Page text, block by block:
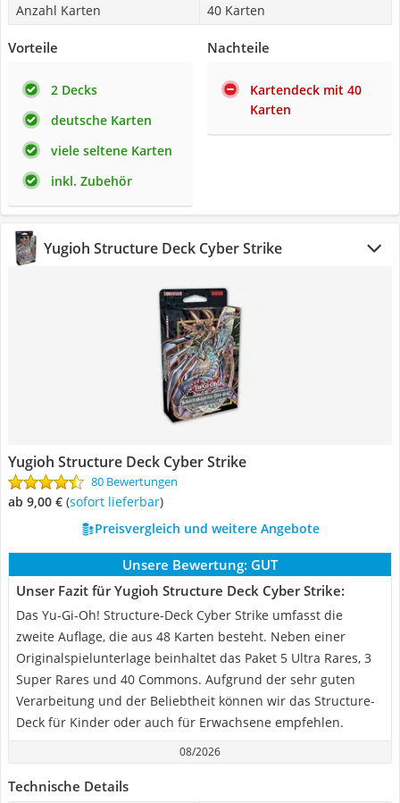
Anzahl Karten
40 Karten
Vorteile
2 Decks
deutsche Karten
viele seltene Karten
inkl. Zubehör
Nachteile
Kartendeck mit 40
Karten
Yugioh Structure Deck Cyber Strike
Yugioh Structure Deck Cyber Strike
80 Bewertungen
ab 9,00 € ( Sofort lieferbar)
Preisvergleich und weitere Angebote
Unsere Bewertung: GUT
Unser Fazit für Yugioh Structure Deck Cyber Strike:
Das Yu-Gi-Oh! Structure-Deck Cyber Strike umfasst die
zweite Auflage, die aus 48 Karten besteht. Neben einer
Originalspielunterlage beinhaltet das Paket 5 Ultra Rares, 3
Super Rares und 40 Commons. Aufgrund der sehr guten
Verarbeitung und der Beliebtheit können wir das Structure-
Deck für Kinder oder auch für Erwachsene empfehlen.
08/2026
Technische Details